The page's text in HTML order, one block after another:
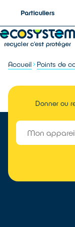
Particuliers
Accueil Points de
Donner ou